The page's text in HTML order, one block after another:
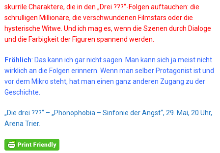
skurrile Charaktere, die in den „Drei ???“-Folgen auftauchen: die
schrulligen Millionäre, die verschwundenen Filmstars oder die
hysterische Witwe. Und ich mag es, wenn die Szenen durch Dialoge
und die Farbigkeit der Figuren spannend werden.
Fröhlich: Das kann ich gar nicht sagen. Man kann sich ja meist nicht
wirklich an die Folgen erinnern. Wenn man selber Protagonist ist und
vor dem Mikro steht, hat man einen ganz anderen Zugang zu der
Geschichte.
„Die drei ???“ – „Phonophobia – Sinfonie der Angst“, 29. Mai, 20 Uhr,
Arena Trier.